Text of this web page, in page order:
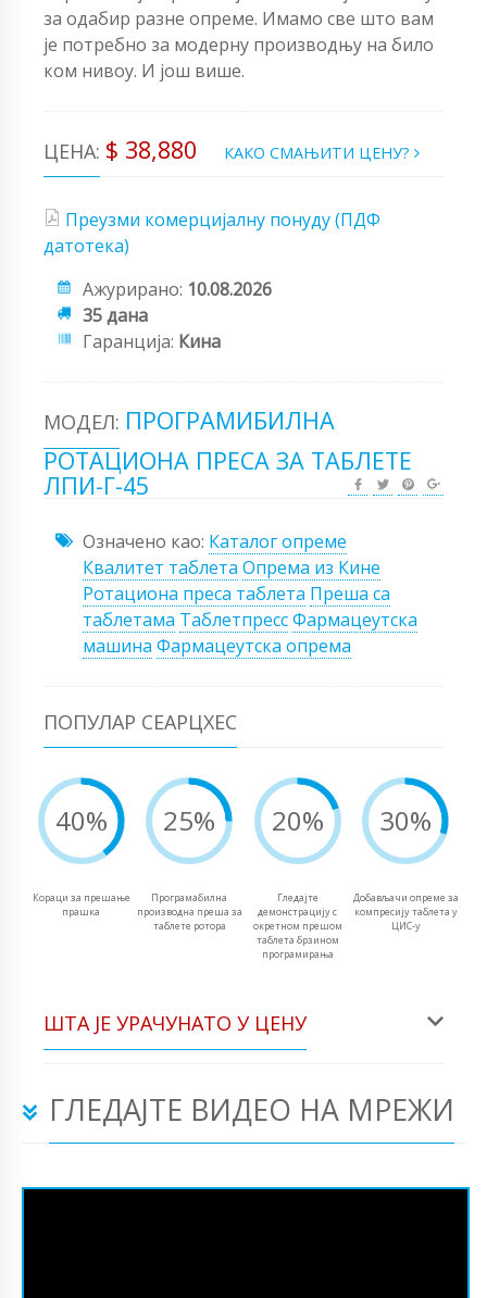
за одабир разне опреме. Имамо све што вам
је потребно за модерну производњу на било
ком нивоу. И још више.
ЦЕНА: $ 38,880 КАКО СМАЊИТИ ЦЕНУ?
Преузми комерцијалну понуду (ПДФ
датотека)
Ажурирано: 10.08.2026
35 дана
Гаранција: Кина
МОДЕЛ: ПРОГРАМИБИЛНА
РОТАЦИОНА ПРЕСА ЗА ТАБЛЕТЕ
ЛПИ-Г-45
Означено као: Каталог опреме
Квалитет таблета Опрема из Кине
Ротациона преса таблета Преша са
таблетама ТаблетпрессФармацеутска
машина Фармацеутска опрема
ПОПУЛАР СЕАРЦХЕС
40%
Кораци за прешање
прашка
25%
Програмабилна
производна преша за
таблете ротора
20%
Гледајте
демонстрацију с
окретном прешом
таблета брзином
програмирања
30%
Добављачи опреме за
компресију таблета у
ЦИС-у
ШТА ЈЕ УРАЧУНАТО У ЦЕНУ
ГЛЕДАЈТЕ ВИДЕО НА МРЕЖИ